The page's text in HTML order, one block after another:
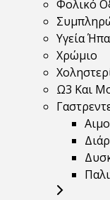
Φολικό
Υγεία
Χρώμιο
Ω3 Και